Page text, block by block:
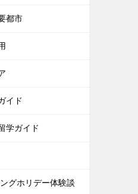
都市
イド
学ガイド
グホリデー体験談